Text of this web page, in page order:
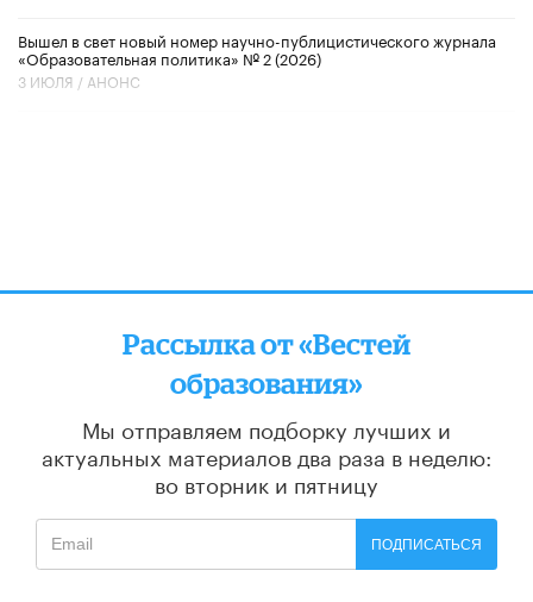
Вышел в свет новый номер научно-публицистического журнала
«Образовательная политика» № 2 (2026)
3 ИЮЛЯ / АНОНС
Рассылка от «Вестей
образования»
Мы отправляем подборку лучших и
актуальных материалов два раза в неделю:
во вторник и пятницу
ПОДПИСАТЬСЯ